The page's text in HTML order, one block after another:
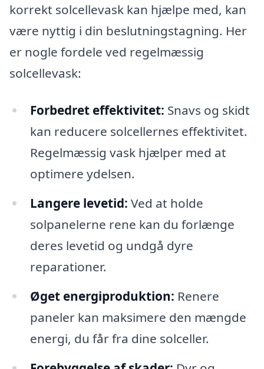
korrekt solcellevask kan hjælpe med, kan
være nyttig i din beslutningstagning. Her
er nogle fordele ved regelmæssig
solcellevask:
Forbedret effektivitet: Snavs og skidt
kan reducere solcellernes effektivitet.
Regelmæssig vask hjælper med at
optimere ydelsen.
Langere levetid: Ved at holde
solpanelerne rene kan du forlænge
deres levetid og undgå dyre
reparationer.
Øget energiproduktion: Renere
paneler kan maksimere den mængde
energi, du får fra dine solceller.